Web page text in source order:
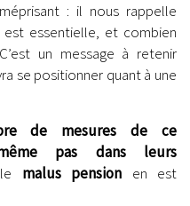
: il nous rappelle
est essentielle, et combien
un message à retenir
se positionner quant à une
de mesures de ce
pas dans leurs
malus pension en est